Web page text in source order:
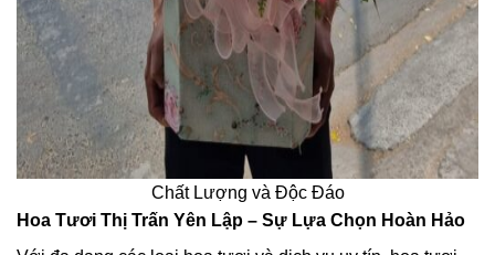
Chất Lượng và Độc Đáo
Hoa Tươi Thị Trấn Yên Lập – Sự Lựa Chọn Hoàn Hảo